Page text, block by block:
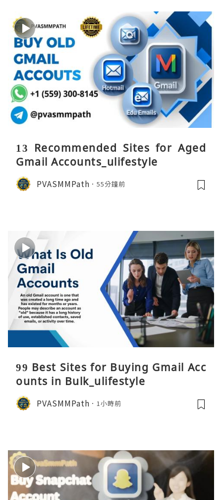
13 Recommended Sites for Aged
Gmail Accounts_ulifestyle
PVASMMPath 55分鐘前
99 Best Sites for Buying Gmail Acc
ounts in Bulk_ulifestyle
PVASMMPath 1小時前